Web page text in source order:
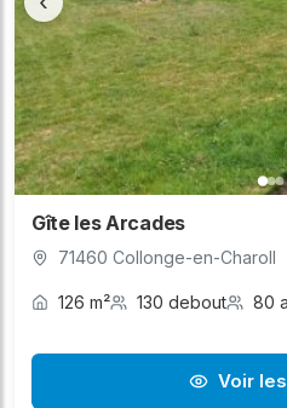
Gîte les Arcades
71460 Collonge-en-Charoll
126 m² 130 debout 80
Voir